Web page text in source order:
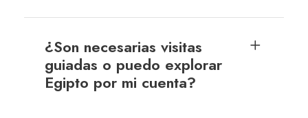
¿Son necesarias visitas
guiadas o puedo explorar
Egipto por mi cuenta?